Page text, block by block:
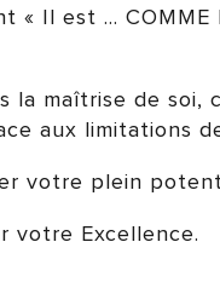
« Il est …
la maîtrise de soi,
aux limitations
votre plein
votre Excellence.